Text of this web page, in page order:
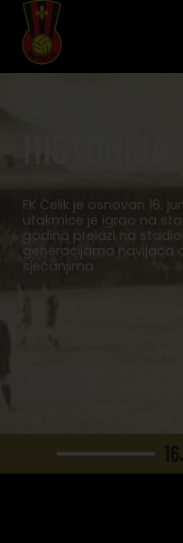
FK Čelik je osnovan 16.
utakmice je igrao na
godina prelazi na
generacijama navijača
sjećanjima